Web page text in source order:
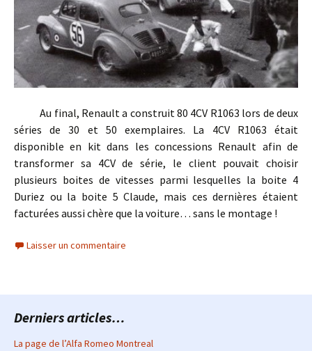
Au final, Renault a construit 80 4CV R1063 lors de deux
séries de 30 et 50 exemplaires. La 4CV R1063 était
disponible en kit dans les concessions Renault afin de
transformer sa 4CV de série, le client pouvait choisir
plusieurs boites de vitesses parmi lesquelles la boite 4
Duriez ou la boite 5 Claude, mais ces dernières étaient
facturées aussi chère que la voiture… sans le montage !
Laisser un commentaire
Derniers articles…
La page de l’Alfa Romeo Montreal